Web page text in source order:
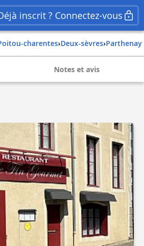
inscrit ? Connectez-vous
poitou-charentes› deux-sèvres› parthenay
Notes et avis